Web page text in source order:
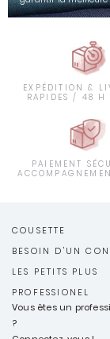
EXPÉDITION &
RAPIDES / 48 H
PAIEMENT
COUSETTE
BESOIN D'UN
LES PETITS PLUS
PROFESSIONEL
Vous êtes un
?